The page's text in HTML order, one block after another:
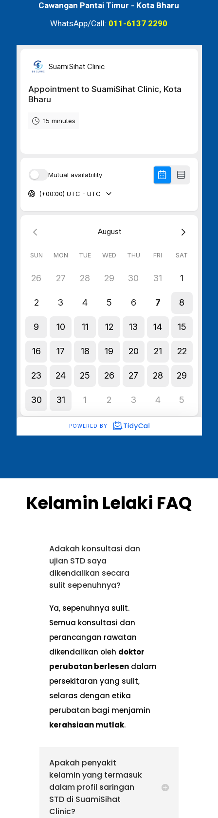
Cawangan Pantai Timur - Kota Bharu
WhatsApp/Call: 011-6137 2290
Kelamin Lelaki FAQ
Adakah konsultasi dan
ujian STD saya
dikendalikan secara
sulit sepenuhnya?
Ya, sepenuhnya sulit.
Semua konsultasi dan
perancangan rawatan
dikendalikan oleh doktor
perubatan berlesendalam
persekitaran yang sulit,
selaras dengan etika
perubatan bagi menjamin
kerahsiaan mutlak.
Apakah penyakit
kelamin yang termasuk
dalam profil saringan
STD di SuamiSihat
Clinic?